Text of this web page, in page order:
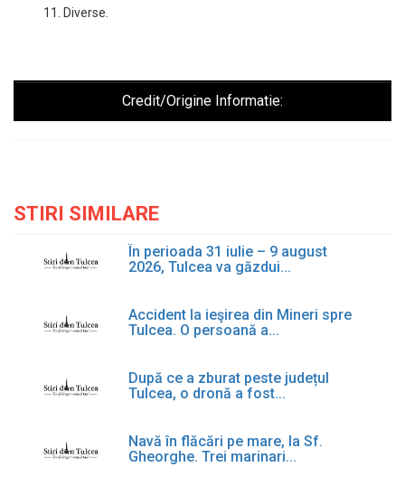
Diverse.
Credit/Origine Informatie:
STIRI SIMILARE
În perioada 31 iulie – 9 august
2026, Tulcea va găzdui...
Accident la ieşirea din Mineri spre
Tulcea. O persoană a...
După ce a zburat peste județul
Tulcea, o dronă a fost...
Navă în flăcări pe mare, la Sf.
Gheorghe. Trei marinari...